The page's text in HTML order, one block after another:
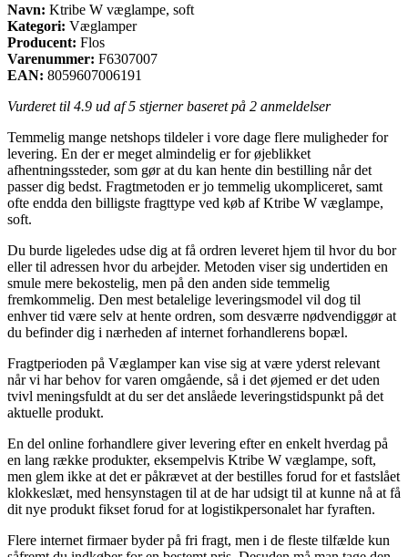
Navn: Ktribe W væglampe, soft
Kategori: Væglamper
Producent: Flos
Varenummer: F6307007
EAN: 8059607006191
Vurderet til 4.9 ud af 5 stjerner baseret på 2 anmeldelser
Temmelig mange netshops tildeler i vore dage flere muligheder for
levering. En der er meget almindelig er for øjeblikket
afhentningssteder, som gør at du kan hente din bestilling når det
passer dig bedst. Fragtmetoden er jo temmelig ukompliceret, samt
ofte endda den billigste fragttype ved køb af Ktribe W væglampe,
soft.
Du burde ligeledes udse dig at få ordren leveret hjem til hvor du bor
eller til adressen hvor du arbejder. Metoden viser sig undertiden en
smule mere bekostelig, men på den anden side temmelig
fremkommelig. Den mest betalelige leveringsmodel vil dog til
enhver tid være selv at hente ordren, som desværre nødvendiggør at
du befinder dig i nærheden af internet forhandlerens bopæl.
Fragtperioden på Væglamper kan vise sig at være yderst relevant
når vi har behov for varen omgående, så i det øjemed er det uden
tvivl meningsfuldt at du ser det anslåede leveringstidspunkt på det
aktuelle produkt.
En del online forhandlere giver levering efter en enkelt hverdag på
en lang række produkter, eksempelvis Ktribe W væglampe, soft,
men glem ikke at det er påkrævet at der bestilles forud for et fastslået
klokkeslæt, med hensynstagen til at de har udsigt til at kunne nå at få
dit nye produkt fikset forud for at logistikpersonalet har fyraften.
Flere internet firmaer byder på fri fragt, men i de fleste tilfælde kun